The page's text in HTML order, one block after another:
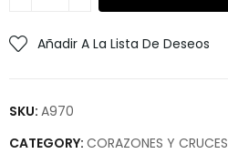
Añadir A La Lista De Deseos
SKU: A970
CATEGORY: CORAZONES Y CRUCES